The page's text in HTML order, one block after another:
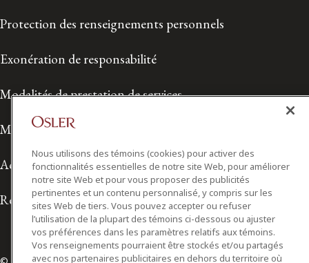
Protection des renseignements personnels
Exonération de responsabilité
Modalités de prestation de services
Modalités d'utilisation
Accessibilité
Relations avec les médias
Nous utilisons des témoins (cookies) pour activer des
fonctionnalités essentielles de notre site Web, pour améliorer
notre site Web et pour vous proposer des publicités
pertinentes et un contenu personnalisé, y compris sur les
sites Web de tiers. Vous pouvez accepter ou refuser
l’utilisation de la plupart des témoins ci-dessous ou ajuster
vos préférences dans les paramètres relatifs aux témoins.
Vos renseignements pourraient être stockés et/ou partagés
avec nos partenaires publicitaires en dehors du territoire où